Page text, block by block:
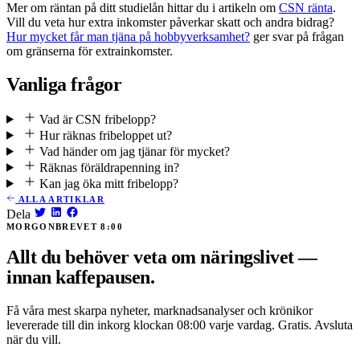
Mer om räntan på ditt studielån hittar du i artikeln om CSN ränta.
Vill du veta hur extra inkomster påverkar skatt och andra bidrag?
Hur mycket får man tjäna på hobbyverksamhet? ger svar på frågan
om gränserna för extrainkomster.
Vanliga frågor
Vad är CSN fribelopp?
Hur räknas fribeloppet ut?
Vad händer om jag tjänar för mycket?
Räknas föräldrapenning in?
Kan jag öka mitt fribelopp?
ALLA ARTIKLAR
Dela
MORGONBREVET 8:00
Allt du behöver veta om näringslivet —
innan kaffepausen.
Få våra mest skarpa nyheter, marknadsanalyser och krönikor
levererade till din inkorg klockan 08:00 varje vardag. Gratis. Avsluta
när du vill.